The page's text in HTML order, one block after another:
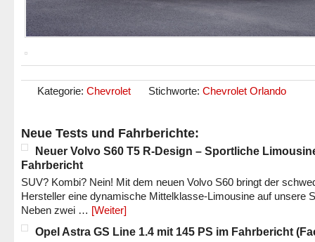
Kategorie: Chevrolet Stichworte: Chevrolet Orlando
Neue Tests und Fahrberichte:
Neuer Volvo S60 T5 R-Design – Sportliche
Fahrbericht
SUV? Kombi? Nein! Mit dem neuen Volvo S60 bringt der
Hersteller eine dynamische Mittelklasse-Limousine auf unsere
Neben zwei … [Weiter]
Opel Astra GS Line 1.4 mit 145 PS im Fahrbericht